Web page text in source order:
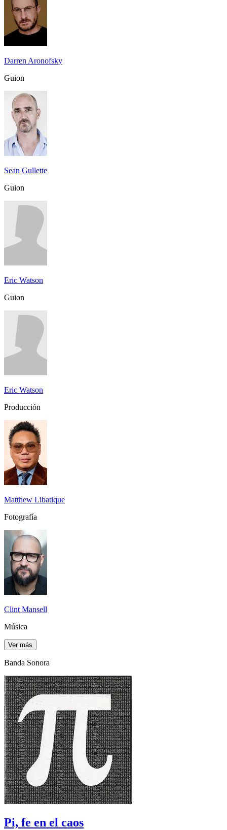
Darren Aronofsky
Guion
Sean Gullette
Guion
Eric Watson
Guion
Eric Watson
Producción
Matthew Libatique
Fotografía
Clint Mansell
Música
Ver más
Banda Sonora
Pi, fe en el caos